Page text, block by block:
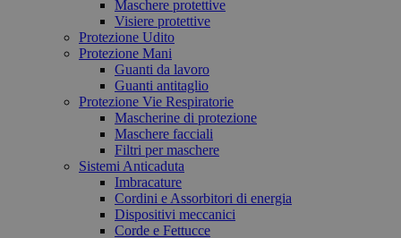
Maschere protettive
Visiere protettive
Protezione Udito
Protezione Mani
Guanti da lavoro
Guanti antitaglio
Protezione Vie Respiratorie
Mascherine di protezione
Maschere facciali
Filtri per maschere
Sistemi Anticaduta
Imbracature
Cordini e Assorbitori di energia
Dispositivi meccanici
Corde e Fettucce